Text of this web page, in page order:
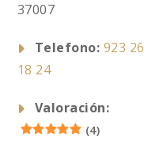
37007
Telefono: 923 26
18 24
Valoración:
(4)